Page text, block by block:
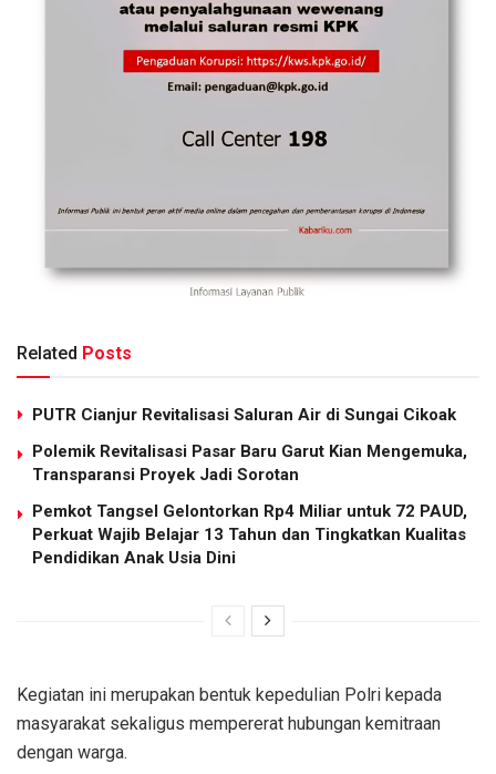
Related Posts
PUTR Cianjur Revitalisasi Saluran Air di Sungai Cikoak
Polemik Revitalisasi Pasar Baru Garut Kian Mengemuka,
Transparansi Proyek Jadi Sorotan
Pemkot Tangsel Gelontorkan Rp4 Miliar untuk 72 PAUD,
Perkuat Wajib Belajar 13 Tahun dan Tingkatkan Kualitas
Pendidikan Anak Usia Dini
Kegiatan ini merupakan bentuk kepedulian Polri kepada
masyarakat sekaligus mempererat hubungan kemitraan
dengan warga.